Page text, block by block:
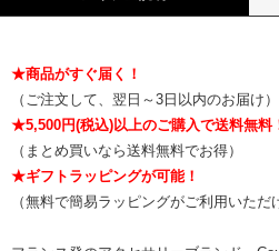
★商品がすぐ届く！
（ご注文して、翌日～3日以内のお届け）
★5,500円(税込)以上のご購入で送料無料
（まとめ買いなら送料無料でお得）
★ギフトラッピングが可能！
（無料で簡易ラッピングがご利用いただ